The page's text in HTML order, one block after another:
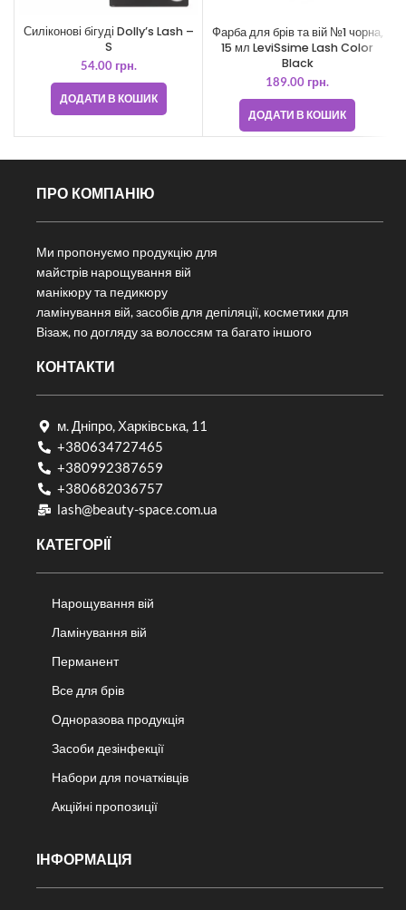
Силіконові бігуді Dolly’s Lash –
S
54.00 грн.
ДОДАТИ В КОШИК
Фарба для брів та вій №1 чорна,
15 мл LeviSsime Lash Color
Black
189.00 грн.
ДОДАТИ В КОШИК
ПРО КОМПАНІЮ
Ми пропонуємо продукцію для
майстрів нарощування вій
манікюру та педикюру
ламінування вій, засобів для депіляції, косметики для
Візаж, по догляду за волоссям та багато іншого
КОНТАКТИ
м. Дніпро, Харківська, 11
+380634727465
+380992387659
+380682036757​
lash@beauty-space.com.ua
КАТЕГОРІЇ
Нарощування вій
Ламінування вій
Перманент
Все для брів
Одноразова продукція
Засоби дезінфекції
Набори для початківців
Акційні пропозиції
ІНФОРМАЦІЯ